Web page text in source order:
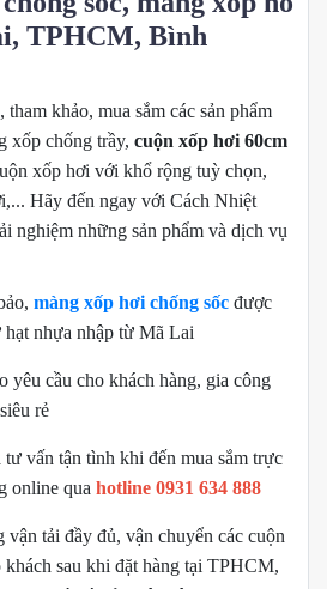
TPHCM, Bình
khảo, mua sắm các sản phẩm
xốp chống trầy, cuộn xốp hơi 60cm
xốp hơi với khổ rộng tuỳ chọn,
Hãy đến ngay với Cách Nhiệt
nghiệm những sản phẩm và dịch vụ
màng xốp hơi chống sốc được
hạt nhựa nhập từ Mã Lai
yêu cầu cho khách hàng, gia công
rẻ
vấn tận tình khi đến mua sắm trực
online qua hotline 0931 634 888
vận tải đầy đủ, vận chuyển các cuộn
sau khi đặt hàng tại TPHCM,